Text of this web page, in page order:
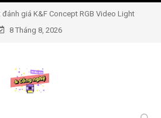
đánh giá K&F Concept RGB Video Light
8 Tháng 8, 2026